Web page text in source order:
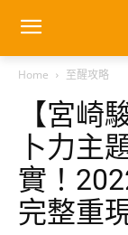
Home 至醒攻略
【宮崎
卜力主
實！
完整重